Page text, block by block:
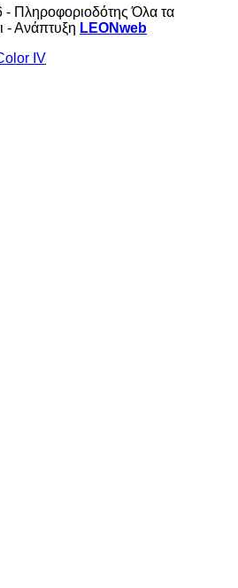
Πληροφοριοδότης Όλα τα
- Ανάπτυξη LEONweb
IV